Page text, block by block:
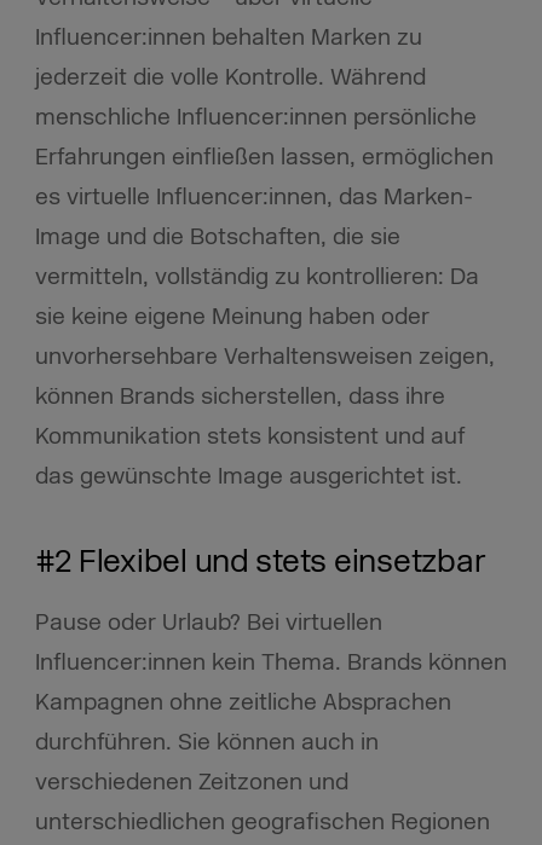
Influencer:innen behalten Marken zu
jederzeit die volle Kontrolle. Während
menschliche Influencer:innen persönliche
Erfahrungen einfließen lassen, ermöglichen
es virtuelle Influencer:innen, das Marken-
Image und die Botschaften, die sie
vermitteln, vollständig zu kontrollieren: Da
sie keine eigene Meinung haben oder
unvorhersehbare Verhaltensweisen zeigen,
können Brands sicherstellen, dass ihre
Kommunikation stets konsistent und auf
das gewünschte Image ausgerichtet ist.
#2 Flexibel und stets einsetzbar
Pause oder Urlaub? Bei virtuellen
Influencer:innen kein Thema. Brands können
Kampagnen ohne zeitliche Absprachen
durchführen. Sie können auch in
verschiedenen Zeitzonen und
unterschiedlichen geografischen Regionen